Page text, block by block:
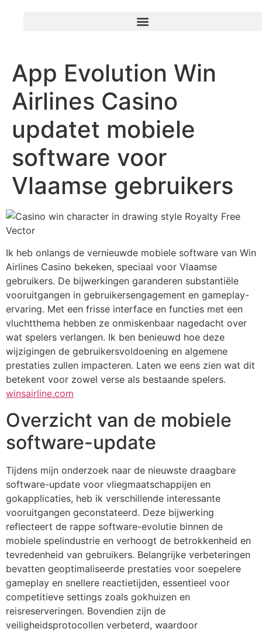
App Evolution Win
Airlines Casino
updatet mobiele
software voor
Vlaamse gebruikers
Ik heb onlangs de vernieuwde mobiele software van Win
Airlines Casino bekeken, speciaal voor Vlaamse
gebruikers. De bijwerkingen garanderen substantiële
vooruitgangen in gebruikersengagement en gameplay-
ervaring. Met een frisse interface en functies met een
vluchtthema hebben ze onmiskenbaar nagedacht over
wat spelers verlangen. Ik ben benieuwd hoe deze
wijzigingen de gebruikersvoldoening en algemene
prestaties zullen impacteren. Laten we eens zien wat dit
betekent voor zowel verse als bestaande spelers.
winsairline.com
Overzicht van de mobiele
software-update
Tijdens mijn onderzoek naar de nieuwste draagbare
software-update voor vliegmaatschappijen en
gokapplicaties, heb ik verschillende interessante
vooruitgangen geconstateerd. Deze bijwerking
reflecteert de rappe software-evolutie binnen de
mobiele spelindustrie en verhoogt de betrokkenheid en
tevredenheid van gebruikers. Belangrijke verbeteringen
bevatten geoptimaliseerde prestaties voor soepelere
gameplay en snellere reactietijden, essentieel voor
competitieve settings zoals gokhuizen en
reisreserveringen. Bovendien zijn de
veiligheidsprotocollen verbeterd, waardoor